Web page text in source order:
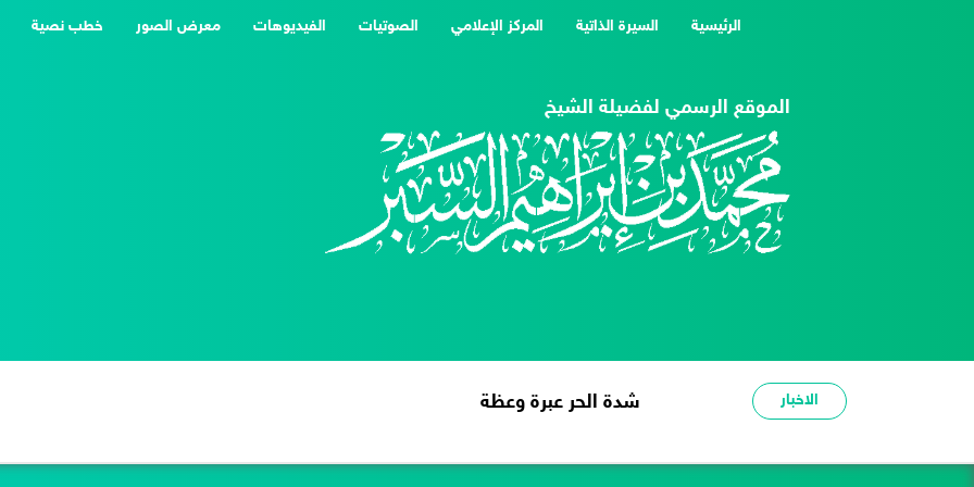
الرئيسية
(current) السيرة الذاتية المركز الإعلامي الصوتيات الفيديوهات معرض الصور خطب نصية
الموقع الرسمي لفضيلة الشيخ
الاخبار شدة الحر عبرة وعظة